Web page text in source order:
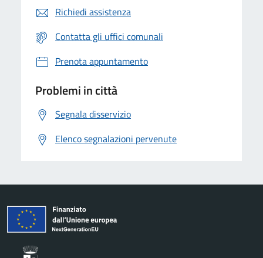
Richiedi assistenza
Contatta gli uffici comunali
Prenota appuntamento
Problemi in città
Segnala disservizio
Elenco segnalazioni pervenute